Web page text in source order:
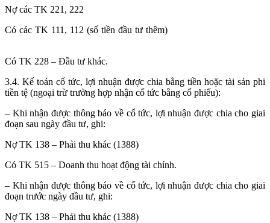
Nợ các TK 221, 222
Có các TK 111, 112 (số tiền đầu tư thêm)
Có TK 228 – Đầu tư khác.
3.4. Kế toán cổ tức, lợi nhuận được chia bằng tiền hoặc tài sản phi
tiền tệ (ngoại trừ trường hợp nhận cổ tức bằng cổ phiếu):
– Khi nhận được thông báo về cổ tức, lợi nhuận được chia cho giai
đoạn sau ngày đầu tư, ghi:
Nợ TK 138 – Phải thu khác (1388)
Có TK 515 – Doanh thu hoạt động tài chính.
– Khi nhận được thông báo về cổ tức, lợi nhuận được chia cho giai
đoạn trước ngày đầu tư, ghi:
Nợ TK 138 – Phải thu khác (1388)